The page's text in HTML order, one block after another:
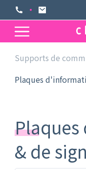
Supports de
Plaques
& de